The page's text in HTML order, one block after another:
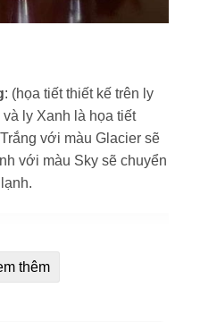
: (họa tiết thiết kế trên ly
và ly Xanh là họa tiết
với màu Glacier sẽ
với màu Sky sẽ chuyển
thêm